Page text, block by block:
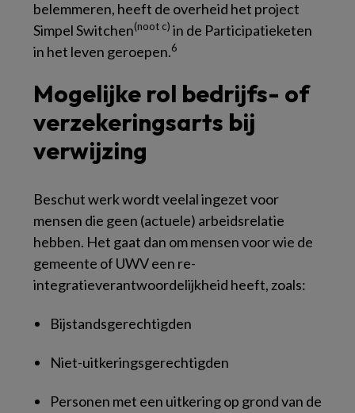
belemmeren, heeft de overheid het project
Simpel Switchen(noot c) in de Participatieketen
in het leven geroepen.6
Mogelijke rol bedrijfs- of
verzekeringsarts bij
verwijzing
Beschut werk wordt veelal ingezet voor
mensen die geen (actuele) arbeidsrelatie
hebben. Het gaat dan om mensen voor wie de
gemeente of UWV een re-
integratieverantwoordelijkheid heeft, zoals:
Bijstandsgerechtigden
Niet-uitkeringsgerechtigden
Personen met een uitkering op grond van de